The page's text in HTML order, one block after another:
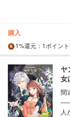
購入
1%還元 ：1ポイン
ヤ
女
間
人